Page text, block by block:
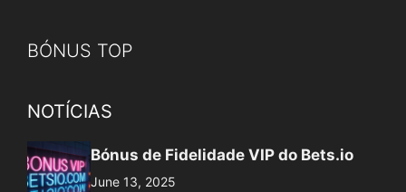
BÓNUS TOP
NOTÍCIAS
Bónus de Fidelidade VIP do Bets.io
June 13, 2025